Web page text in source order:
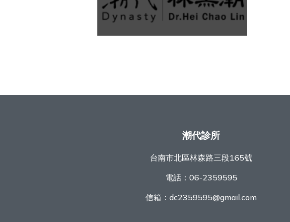
潮代診所
台南市北區林森路三段165號
電話： 06-2359595
信箱： dc2359595@gmail.com